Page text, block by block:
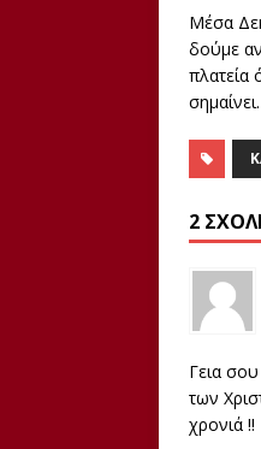
Μέσα
δούμε
πλατεία
2
Γεια
των
χρονιά !!